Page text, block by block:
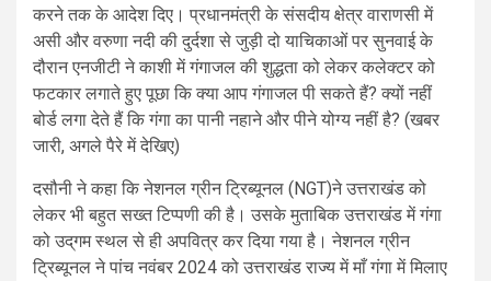
करने तक के आदेश दिए। प्रधानमंत्री के संसदीय क्षेत्र वाराणसी में
असी और वरुणा नदी की दुर्दशा से जुड़ी दो याचिकाओं पर सुनवाई के
दौरान एनजीटी ने काशी में गंगाजल की शुद्धता को लेकर कलेक्टर को
फटकार लगाते हुए पूछा कि क्या आप गंगाजल पी सकते हैं? क्यों नहीं
बोर्ड लगा देते हैं कि गंगा का पानी नहाने और पीने योग्य नहीं है? (खबर
जारी, अगले पैरे में देखिए)
दसौनी ने कहा कि नेशनल ग्रीन ट्रिब्यूनल (NGT)ने उत्तराखंड को
लेकर भी बहुत सख्त टिप्पणी की है। उसके मुताबिक उत्तराखंड में गंगा
को उद्‌गम स्थल से ही अपवित्र कर दिया गया है। नेशनल ग्रीन
ट्रिब्यूनल ने पांच नवंबर 2024 को उत्तराखंड राज्य में माँ गंगा में मिलाए